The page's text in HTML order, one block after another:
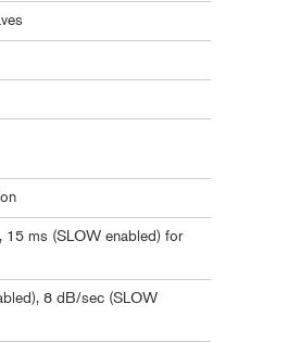
15 ms (SLOW enabled) for
8 dB/sec (SLOW